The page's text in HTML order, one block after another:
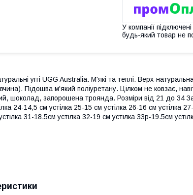
У компанії
будь-який товар не
уггі UGG Australia. М'які та теплі. Верх-
Підошва м'який поліуретану. Цілком не ковзає,
шоколад, запорошена троянда. Розміри від 21 до 34
24-14,5 см устілка 25-15 см устілка 26-16 см устілка
31-18.5см устілка 32-19 см устілка 33р-19.5см